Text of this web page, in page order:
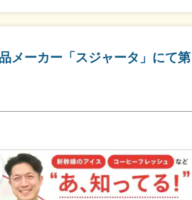
メーカー「スジャータ」にて第